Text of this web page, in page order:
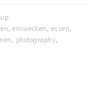
,einwecken , essen,
, photography,